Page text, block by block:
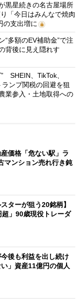
黒星続きの名古屋場所
「今日はみんなで焼肉
支出増に
“多額のEV補助金”で注
背後に見え隠れす
SHEIN、TikTok、
ンプ関税の回避を狙
業参入・土地取得への
産価格「危ない駅」ラ
マンション売れ行き鈍
ターが狙う20銘柄】
超」90歳現役トレーダ
今後も利益を出し続け
」資産11億円の個人